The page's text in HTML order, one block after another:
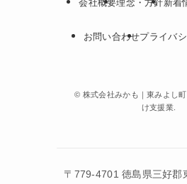
会社概要理念・方針新着
お問い合わせプライバ
© 株式会社みかも｜東みよし
け支援業.
〒779-4701 徳島県三好郡